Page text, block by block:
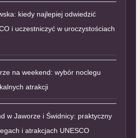
kiedy najlepiej odwiedzić
i uczestniczyć w uroczystościach
na weekend: wybór noclegu
atrakcji
w Jaworze i Świdnicy: praktyczny
i atrakcjach UNESCO